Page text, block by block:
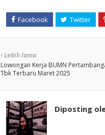
Lebih lama
Lowongan Kerja BUMN
Tbk Terbaru Maret 2025
Diposting